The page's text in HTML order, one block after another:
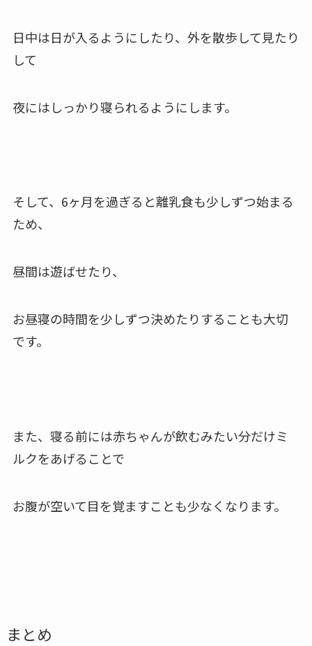
日中は日が入るようにしたり、 外を散歩して見たり
して
夜にはしっかり寝られるようにします。
そして、6ヶ月を過ぎると離乳食も少しずつ始まる
ため、
昼間は遊ばせたり、
お昼寝の時間を少しずつ決めたりすることも大切
です。
また、寝る前には赤ちゃんが飲むみたい分だけミ
ルクをあげることで
お腹が空いて目を覚ますことも少なくなります。
まとめ